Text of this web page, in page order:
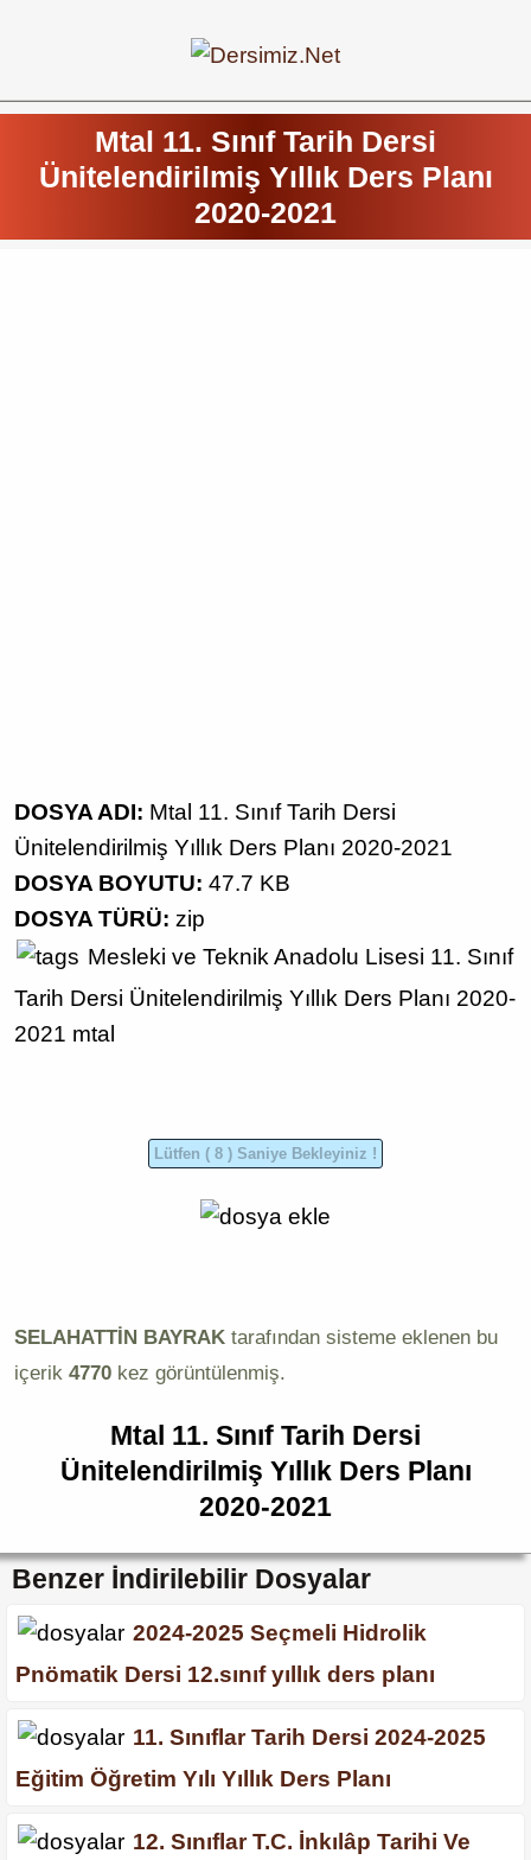
Mtal 11. Sınıf Tarih Dersi
Ünitelendirilmiş Yıllık Ders Planı
2020-2021
DOSYA ADI: Mtal 11. Sınıf Tarih Dersi
Ünitelendirilmiş Yıllık Ders Planı 2020-2021
DOSYA BOYUTU: 47.7 KB
DOSYA TÜRÜ: zip
Mesleki ve Teknik Anadolu Lisesi 11. Sınıf
Tarih Dersi Ünitelendirilmiş Yıllık Ders Planı 2020-
2021 mtal
SELAHATTİN BAYRAK tarafından sisteme eklenen bu
içerik 4770 kez görüntülenmiş.
Mtal 11. Sınıf Tarih Dersi
Ünitelendirilmiş Yıllık Ders Planı
2020-2021
Benzer İndirilebilir Dosyalar
2024-2025 Seçmeli Hidrolik
Pnömatik Dersi 12.sınıf yıllık ders planı
11. Sınıflar Tarih Dersi 2024-2025
Eğitim Öğretim Yılı Yıllık Ders Planı
12. Sınıflar T.C. İnkılâp Tarihi Ve